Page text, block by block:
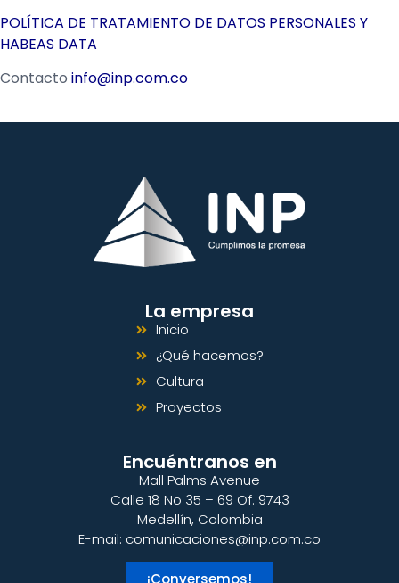
POLÍTICA DE TRATAMIENTO DE DATOS PERSONALES Y
HABEAS DATA
Contacto info@inp.com.co
La empresa
Inicio
¿Qué hacemos?
Cultura
Proyectos
Encuéntranos en
Mall Palms Avenue
Calle 18 No 35 – 69 Of. 9743
Medellín, Colombia
E-mail: comunicaciones@inp.com.co